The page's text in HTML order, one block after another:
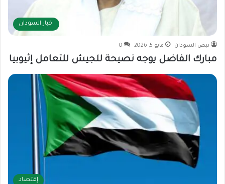
اخبار السودان
نبض السودان مايو 5, 2026 0
مبارك الفاضل يوجه نصيحة للجيش للتعامل إثيوبيا
إقتصاد